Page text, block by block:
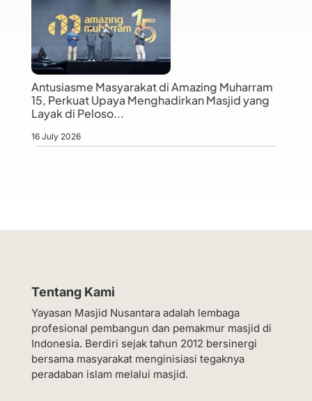
Antusiasme Masyarakat di Amazing Muharram
15, Perkuat Upaya Menghadirkan Masjid yang
Layak di Peloso...
16 July 2026
Tentang Kami
Yayasan Masjid Nusantara adalah lembaga
profesional pembangun dan pemakmur masjid di
Indonesia. Berdiri sejak tahun 2012 bersinergi
bersama masyarakat menginisiasi tegaknya
peradaban islam melalui masjid.